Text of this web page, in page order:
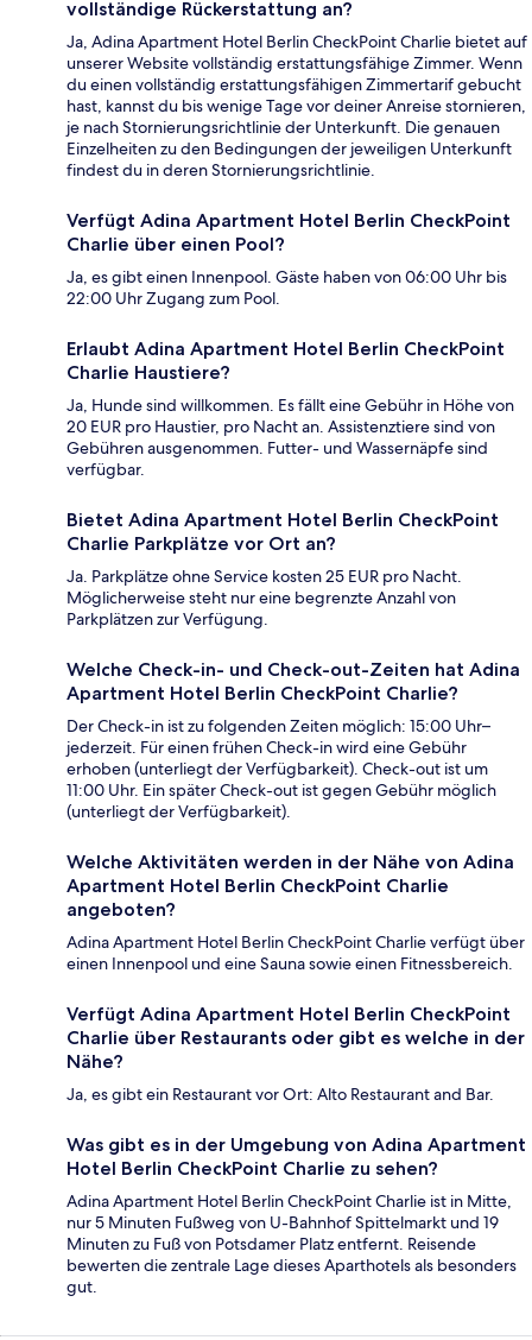
vollständige Rückerstattung an?
Ja, Adina Apartment Hotel Berlin CheckPoint Charlie bietet auf
unserer Website vollständig erstattungsfähige Zimmer. Wenn
du einen vollständig erstattungsfähigen Zimmertarif gebucht
hast, kannst du bis wenige Tage vor deiner Anreise stornieren,
je nach Stornierungsrichtlinie der Unterkunft. Die genauen
Einzelheiten zu den Bedingungen der jeweiligen Unterkunft
findest du in deren Stornierungsrichtlinie.
Verfügt Adina Apartment Hotel Berlin CheckPoint
Charlie über einen Pool?
Ja, es gibt einen Innenpool. Gäste haben von 06:00 Uhr bis
22:00 Uhr Zugang zum Pool.
Erlaubt Adina Apartment Hotel Berlin CheckPoint
Charlie Haustiere?
Ja, Hunde sind willkommen. Es fällt eine Gebühr in Höhe von
20 EUR pro Haustier, pro Nacht an. Assistenztiere sind von
Gebühren ausgenommen. Futter- und Wassernäpfe sind
verfügbar.
Bietet Adina Apartment Hotel Berlin CheckPoint
Charlie Parkplätze vor Ort an?
Ja. Parkplätze ohne Service kosten 25 EUR pro Nacht.
Möglicherweise steht nur eine begrenzte Anzahl von
Parkplätzen zur Verfügung.
Welche Check-in- und Check-out-Zeiten hat Adina
Apartment Hotel Berlin CheckPoint Charlie?
Der Check-in ist zu folgenden Zeiten möglich: 15:00 Uhr–
jederzeit. Für einen frühen Check-in wird eine Gebühr
erhoben (unterliegt der Verfügbarkeit). Check-out ist um
11:00 Uhr. Ein später Check-out ist gegen Gebühr möglich
(unterliegt der Verfügbarkeit).
Welche Aktivitäten werden in der Nähe von Adina
Apartment Hotel Berlin CheckPoint Charlie
angeboten?
Adina Apartment Hotel Berlin CheckPoint Charlie verfügt über
einen Innenpool und eine Sauna sowie einen Fitnessbereich.
Verfügt Adina Apartment Hotel Berlin CheckPoint
Charlie über Restaurants oder gibt es welche in der
Nähe?
Ja, es gibt ein Restaurant vor Ort: Alto Restaurant and Bar.
Was gibt es in der Umgebung von Adina Apartment
Hotel Berlin CheckPoint Charlie zu sehen?
Adina Apartment Hotel Berlin CheckPoint Charlie ist in Mitte,
nur 5 Minuten Fußweg von U-Bahnhof Spittelmarkt und 19
Minuten zu Fuß von Potsdamer Platz entfernt. Reisende
bewerten die zentrale Lage dieses Aparthotels als besonders
gut.